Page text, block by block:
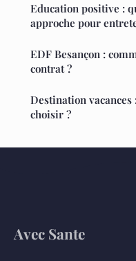
Education positive :
approche pour
EDF Besançon :
contrat ?
Destination vacances
choisir ?
Avec Sante